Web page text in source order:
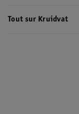
Tout sur Kruidvat